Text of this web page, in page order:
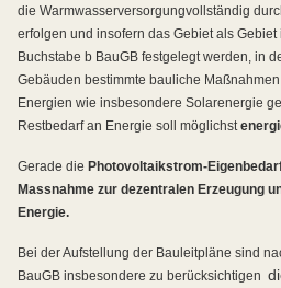
die Warmwasserversorgungvollständig
erfolgen und insofern das Gebiet als Gebiet
Buchstabe b BauGB festgelegt werden, in
Gebäuden bestimmte bauliche
Energien wie insbesondere Solarenergie
Restbedarf an Energie soll möglichst
Gerade die Photovoltaikstrom-
Massnahme zur dezentralen Erzeugung
Energie.
Bei der Aufstellung der Bauleitpläne sind
BauGB insbesondere zu berücksichtigen